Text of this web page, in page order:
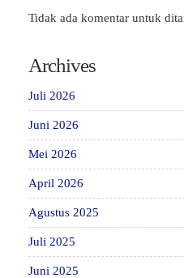
Tidak ada komentar untuk
Archives
Juli 2026
Juni 2026
Mei 2026
April 2026
Agustus 2025
Juli 2025
Juni 2025